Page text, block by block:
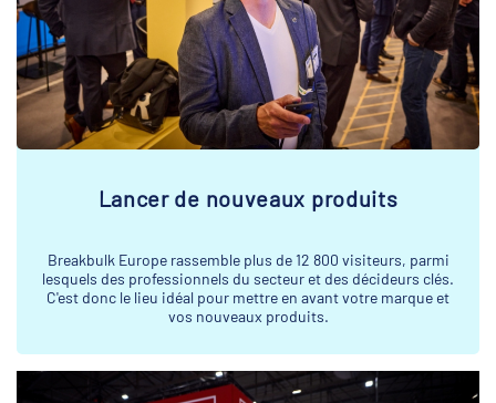
Lancer de nouveaux produits
Breakbulk Europe rassemble plus de 12 800 visiteurs, parmi
lesquels des professionnels du secteur et des décideurs clés.
C'est donc le lieu idéal pour mettre en avant votre marque et
vos nouveaux produits.